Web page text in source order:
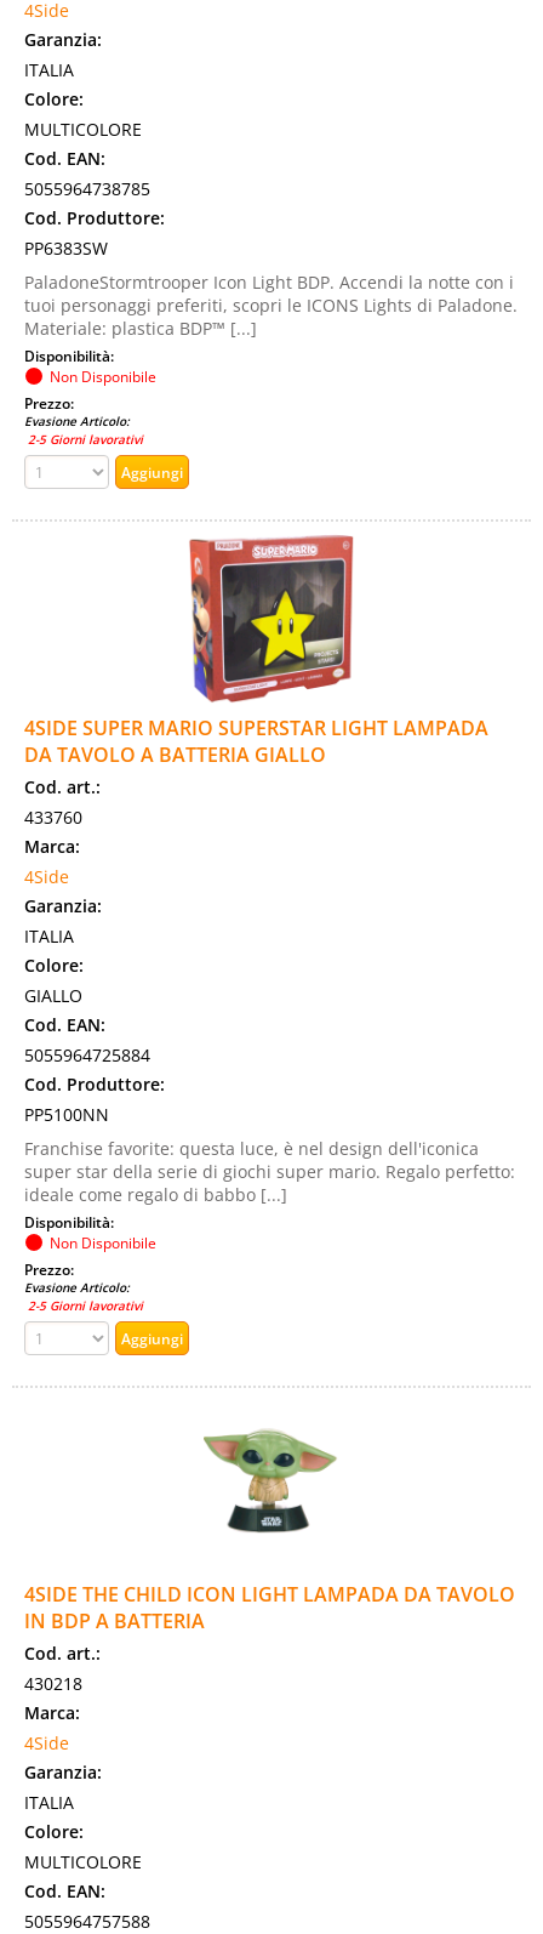
4Side
Garanzia:
ITALIA
Colore:
MULTICOLORE
Cod. EAN:
5055964738785
Cod. Produttore:
PP6383SW
PaladoneStormtrooper Icon Light BDP. Accendi la notte con i
tuoi personaggi preferiti, scopri le ICONS Lights di Paladone.
Materiale: plastica BDP™ [...]
Disponibilità:
Non Disponibile
Prezzo:
Evasione Articolo:
2-5 Giorni lavorativi
4SIDE SUPER MARIO SUPERSTAR LIGHT LAMPADA
DA TAVOLO A BATTERIA GIALLO
Cod. art.:
433760
Marca:
4Side
Garanzia:
ITALIA
Colore:
GIALLO
Cod. EAN:
5055964725884
Cod. Produttore:
PP5100NN
Franchise favorite: questa luce, è nel design dell'iconica
super star della serie di giochi super mario. Regalo perfetto:
ideale come regalo di babbo [...]
Disponibilità:
Non Disponibile
Prezzo:
Evasione Articolo:
2-5 Giorni lavorativi
4SIDE THE CHILD ICON LIGHT LAMPADA DA TAVOLO
IN BDP A BATTERIA
Cod. art.:
430218
Marca:
4Side
Garanzia:
ITALIA
Colore:
MULTICOLORE
Cod. EAN:
5055964757588